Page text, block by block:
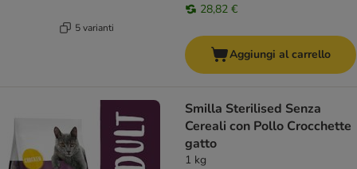
5 varianti
28,82 €
Aggiungi al carrello
Smilla Sterilised Senza
Cereali con Pollo Crocchette
gatto
1 kg